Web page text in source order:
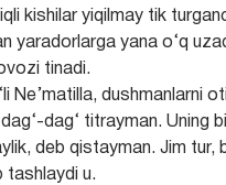
kishilar yiqilmay tik
yaradorlarga yana o‘q
tinadi.
Ne’matilla, dushmanlarni
dag‘ titrayman. Uning
deb qistayman. Jim tur,
tashlaydi u.